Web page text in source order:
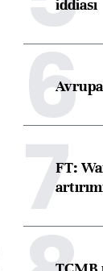
iddiası
6
7
FT: